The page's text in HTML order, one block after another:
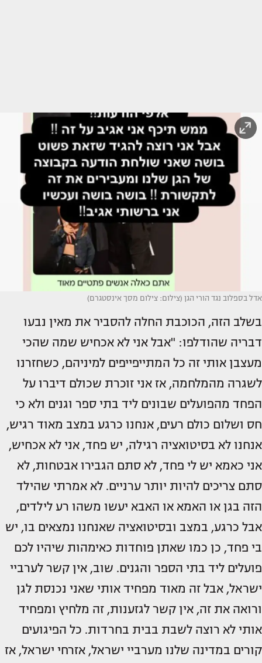
אדל בספלוב נגד הורי הגן (צילום: צילום מסך אינסטגרם)
בשלב הזה, הכוכבת החלה להסביר את מאין נבעו
דבריה שהודלפו: "אבל אני לא אכחיש שמה שהכי
מעצבן אותי זה כל המתייפייפים למיניהם, כשחזרנו
לשגרה מהמלחמה, אז אני זוכרת שכולם דיברו על
הפחד מהפועלים שבונים ליד בתי ספר וגנים ולא כי
חס ושלום כולם רעים, אנחנו כרגע במצב מאוד רגיש,
אנחנו לא בסיטואציה רגילה, יש פחד, אני לא אכחיש,
אני כאמא יש לי פחד, לא סתם הגבירו אבטחות, לא
סתם צריכים להיות יותר ערניים. לא אמרתי שהילד
הזה בגן או האמא או האבא יעשו משהו רע לילדים,
אבל כרגע, במצב ובסיטואציה שאנחנו נמצאים בו, יש
בי פחד, כן כמו שאתן פוחדות כאימהות שיהיו לכם
פועלים ליד בתי הספר והגנים. שוב, אין קשר לערביי
ישראל, אבל זה מאוד מפחיד אותי שאני נכנסת לגן
ורואה את זה, אין קשר לגזענות, זה מלחיץ ומפחיד
אותי לא רוצה לשבת בבית בחרדות. כל הפיגועים
קורים במדינה שלנו מערביי ישראל, אזרחי ישראל, אז